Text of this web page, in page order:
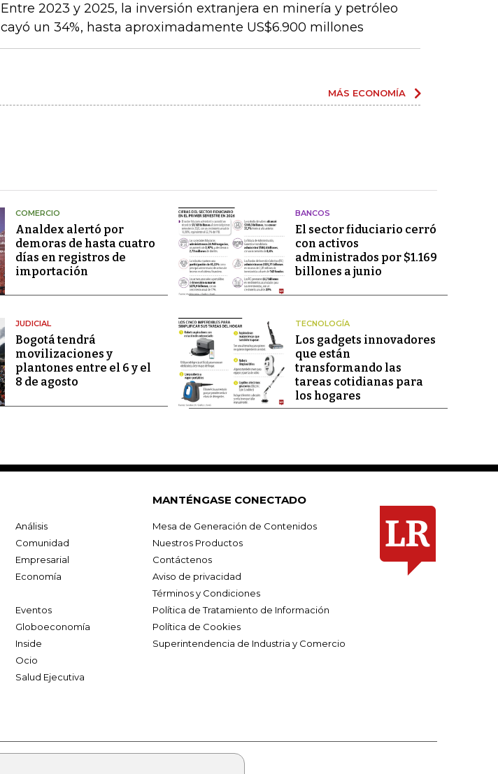
Entre 2023 y 2025, la inversión extranjera en minería y petróleo
cayó un 34%, hasta aproximadamente US$6.900 millones
MÁS ECONOMÍA
COMERCIO
Analdex alertó por
demoras de hasta cuatro
días en registros de
importación
BANCOS
El sector fiduciario cerró
con activos
administrados por $1.169
billones a junio
JUDICIAL
Bogotá tendrá
movilizaciones y
plantones entre el 6 y el
8 de agosto
TECNOLOGÍA
Los gadgets innovadores
que están
transformando las
tareas cotidianas para
los hogares
Análisis
Comunidad
Empresarial
Economía
Eventos
Globoeconomía
Inside
Ocio
Salud Ejecutiva
MANTÉNGASE CONECTADO
Mesa de Generación de Contenidos
Nuestros Productos
Contáctenos
Aviso de privacidad
Términos y Condiciones
Política de Tratamiento de Información
Política de Cookies
Superintendencia de Industria y Comercio